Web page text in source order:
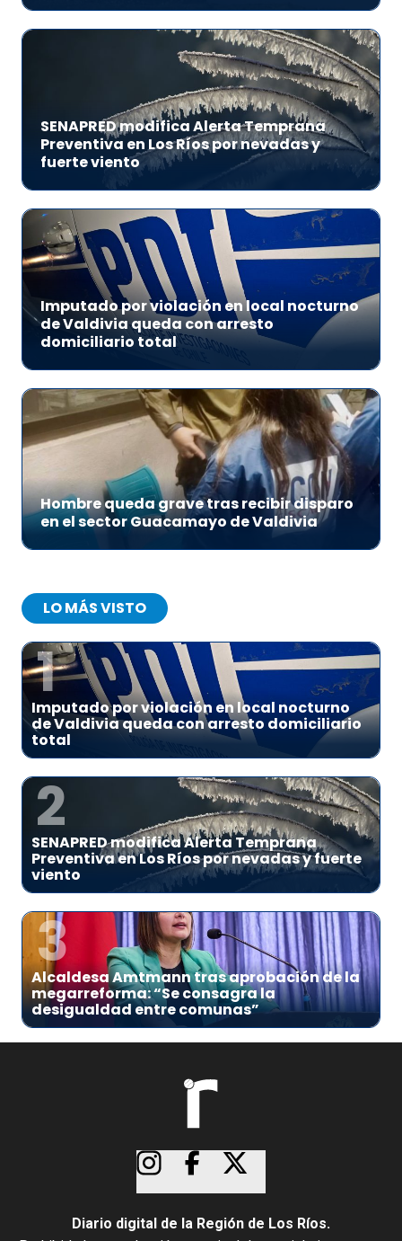
SENAPRED modifica Alerta Temprana
Preventiva en Los Ríos por nevadas y
fuerte viento
Imputado por violación en local nocturno
de Valdivia queda con arresto
domiciliario total
Hombre queda grave tras recibir disparo
en el sector Guacamayo de Valdivia
LO MÁS VISTO
1
Imputado por violación en local nocturno
de Valdivia queda con arresto domiciliario
total
2
SENAPRED modifica Alerta Temprana
Preventiva en Los Ríos por nevadas y fuerte
viento
3
Alcaldesa Amtmann tras aprobación de la
megarreforma: “Se consagra la
desigualdad entre comunas”
Diario digital de la Región de Los Ríos.